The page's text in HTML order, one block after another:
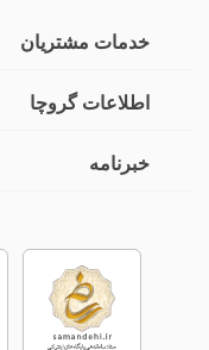
خدمات مشتریان
اطلاعات گروچا
خبرنامه